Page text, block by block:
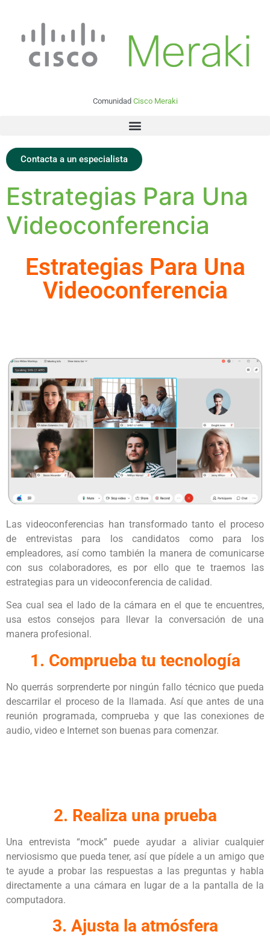
Comunidad Cisco Meraki
Contacta a un especialista
Estrategias Para Una
Videoconferencia
Estrategias Para Una
Videoconferencia
Las videoconferencias han transformado tanto el proceso
de entrevistas para los candidatos como para los
empleadores, así como también la manera de comunicarse
con sus colaboradores, es por ello que te traemos las
estrategias para un videoconferencia de calidad.
Sea cual sea el lado de la cámara en el que te encuentres,
usa estos consejos para llevar la conversación de una
manera profesional.
1. Comprueba tu tecnología
No querrás sorprenderte por ningún fallo técnico que pueda
descarrilar el proceso de la llamada. Así que antes de una
reunión programada, comprueba y que las conexiones de
audio, video e Internet son buenas para comenzar.
2. Realiza una prueba
Una entrevista “mock” puede ayudar a aliviar cualquier
nerviosismo que pueda tener, así que pídele a un amigo que
te ayude a probar las respuestas a las preguntas y habla
directamente a una cámara en lugar de a la pantalla de la
computadora.
3. Ajusta la atmósfera